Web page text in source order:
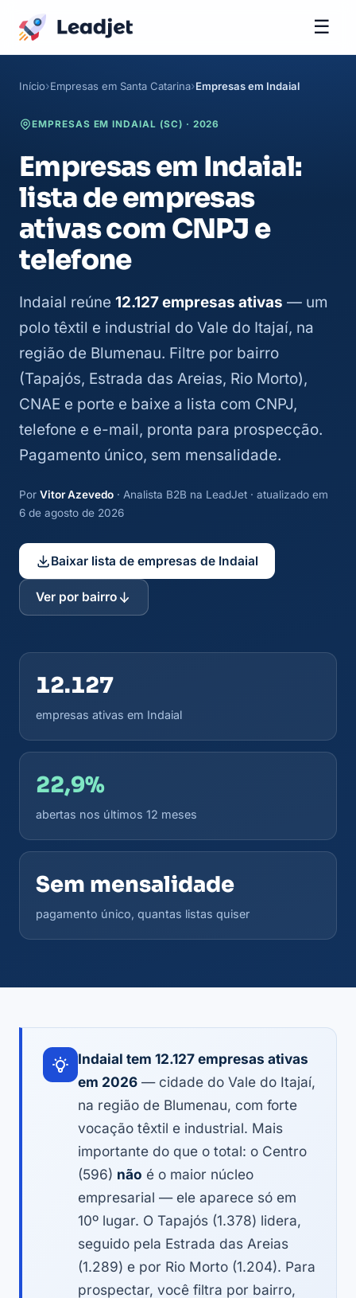
☰
Início Empresas em Santa Catarina Empresas em Indaial
EMPRESAS EM INDAIAL (SC) · 2026
Empresas em Indaial:
lista de empresas
ativas com CNPJ e
telefone
Indaial reúne 12.127 empresas ativas — um
polo têxtil e industrial do Vale do Itajaí, na
região de Blumenau. Filtre por bairro
(Tapajós, Estrada das Areias, Rio Morto),
CNAE e porte e baixe a lista com CNPJ,
telefone e e-mail, pronta para prospecção.
Pagamento único, sem mensalidade.
Por Vitor Azevedo · Analista B2B na LeadJet · atualizado em
6 de agosto de 2026
Baixar lista de empresas de Indaial
Ver por bairro
12.127
empresas ativas em Indaial
22,9%
abertas nos últimos 12 meses
Sem mensalidade
pagamento único, quantas listas quiser
Indaial tem 12.127 empresas ativas
em 2026 — cidade do Vale do Itajaí,
na região de Blumenau, com forte
vocação têxtil e industrial. Mais
importante do que o total: o Centro
(596) não é o maior núcleo
empresarial — ele aparece só em
10º lugar. O Tapajós (1.378) lidera,
seguido pela Estrada das Areias
(1.289) e por Rio Morto (1.204). Para
prospectar, você filtra por bairro,